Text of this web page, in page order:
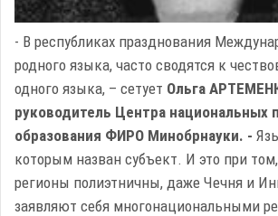
- В республиках празднования
родного языка, часто сводятся к
одного языка, – сетует Ольга
руководитель Центра национальных
образования ФИРО Минобрнауки. -
которым назван субъект. И это при
регионы полиэтничны, даже Чечня и
заявляют себя многонациональными